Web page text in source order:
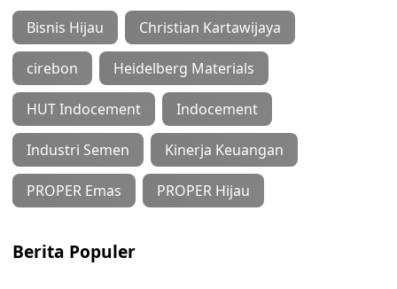
Bisnis Hijau Christian Kartawijaya
cirebon Heidelberg Materials
HUT Indocement Indocement
Industri Semen Kinerja Keuangan
PROPER Emas PROPER Hijau
Berita Populer